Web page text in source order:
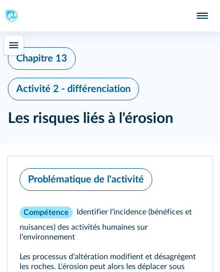
Chapitre 13
Activité 2 - différenciation
Les risques liés à l'érosion
Problématique de l'activité
Compétence
Identifier l'incidence (bénéfices et
nuisances) des activités humaines sur
l'environnement
Les processus d'altération modifient et désagrègent
les roches. L'érosion peut alors les déplacer sous